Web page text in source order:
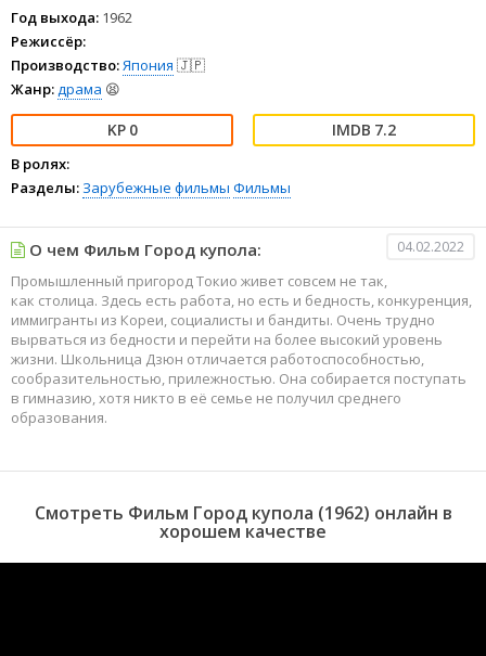
Год выхода: 1962
Режиссёр:
Производство:Япония 🇯🇵
Жанр: драма 😫
0 7.2
В ролях:
Разделы: Зарубежные фильмы Фильмы
О чем Фильм Город купола: 04.02.2022
Промышленный пригород Токио живет совсем не так,
как столица. Здесь есть работа, но есть и бедность, конкуренция,
иммигранты из Кореи, социалисты и бандиты. Очень трудно
вырваться из бедности и перейти на более высокий уровень
жизни. Школьница Дзюн отличается работоспособностью,
сообразительностью, прилежностью. Она собирается поступать
в гимназию, хотя никто в её семье не получил среднего
образования.
Смотреть Фильм Город купола (1962) онлайн в
хорошем качестве